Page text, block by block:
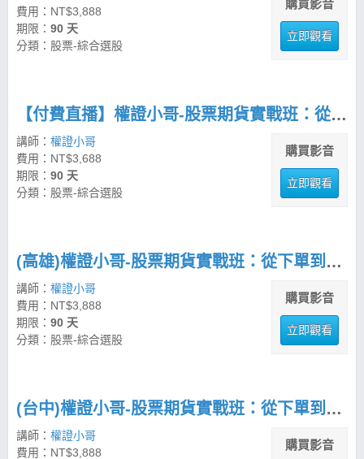
費用：NT$3,888
期限： 90 天
分類：股票-綜合選股
購買影音
立即觀看
【付費直播】權證小哥-股票期貨實戰班：從下單到多空佈局全攻略
講師： 權證小哥
費用：NT$3,688
期限： 90 天
分類：股票-綜合選股
購買影音
立即觀看
(高雄)權證小哥-股票期貨實戰班：從下單到多空佈局全攻略
講師： 權證小哥
費用：NT$3,888
期限： 90 天
分類：股票-綜合選股
購買影音
立即觀看
(台中)權證小哥-股票期貨實戰班：從下單到多空佈局全攻略
講師： 權證小哥
費用：NT$3,888
購買影音